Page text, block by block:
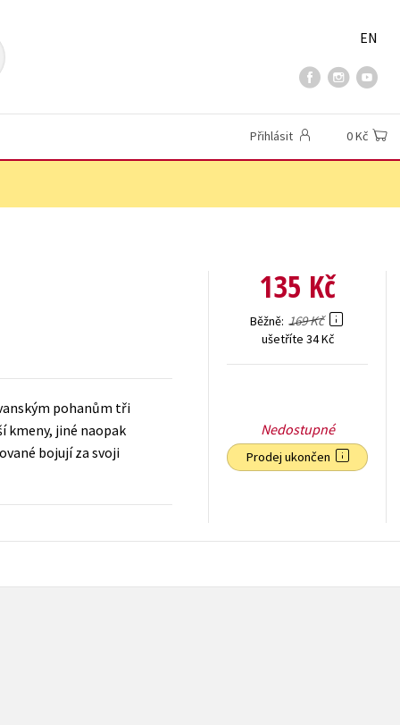
EN
Přihlásit 0 Kč
pohanům tři
kmeny, jiné naopak
bojují za svoji
135 Kč
Běžně 169 Kč
ušetříte 34 Kč
Nedostupné
Prodej ukončen